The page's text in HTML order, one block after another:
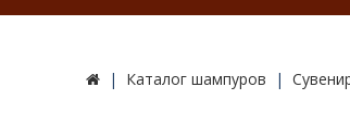
Каталог шампуров